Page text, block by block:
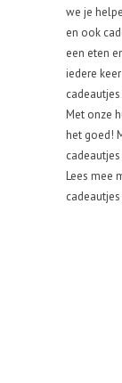
we je
en ook
een eten
iedere
Met onze
het goed!
Lees mee